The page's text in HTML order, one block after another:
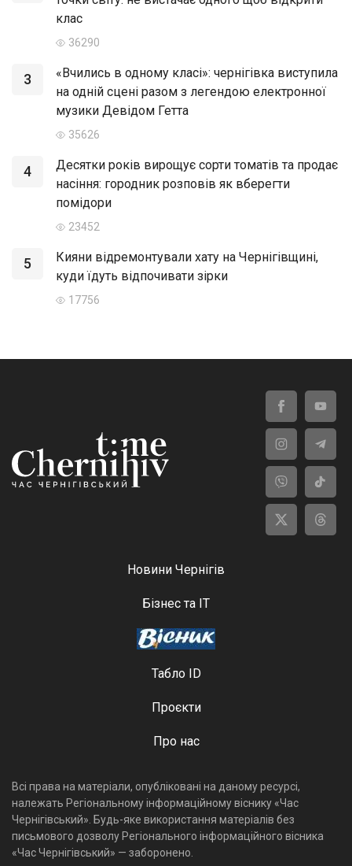
клас
36290
3
«Вчились в одному класі»: чернігівка виступила
на одній сцені разом з легендою електронної
музики Девідом Гетта
35626
4
Десятки років вирощує сорти томатів та продає
насіння: городник розповів як вберегти
помідори
23452
5
Кияни відремонтували хату на Чернігівщині,
куди їдуть відпочивати зірки
17756
Новини Чернігів
Бізнес та ІТ
Табло ID
Проєкти
Про нас
Всі права на матеріали, опубліковані на даному ресурсі,
належать Регіональному інформаційному віснику «Час
Чернігівський». Будь-яке використання матеріалів без
письмового дозволу Регіонального інформаційного вісника
«Час Чернігівський» — заборонено.